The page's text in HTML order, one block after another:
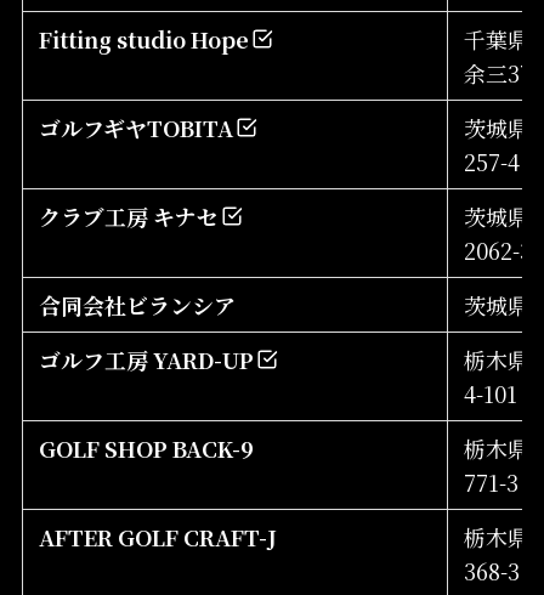
Fitting studio Hope
千葉県
余三
ゴルフギヤTOBITA
茨城県
257-4
クラブ工房 キナセ
茨城県
2062-3
合同会社ビランシア
茨城県
ゴルフ工房 YARD-UP
栃木県
4-101
GOLF SHOP BACK-9
栃木県
771-3
AFTER GOLF CRAFT-J
栃木県
368-3